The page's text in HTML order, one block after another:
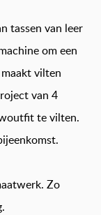
tassen van leer
om een
vilten
van 4
te vilten.
Zo